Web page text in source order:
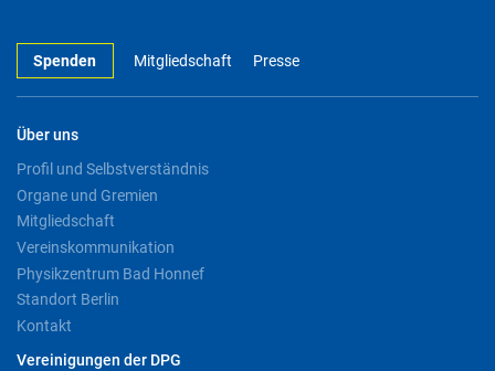
Spenden Mitgliedschaft Presse
Über uns
Profil und Selbstverständnis
Organe und Gremien
Mitgliedschaft
Vereinskommunikation
Physikzentrum Bad Honnef
Standort Berlin
Kontakt
Vereinigungen der DPG